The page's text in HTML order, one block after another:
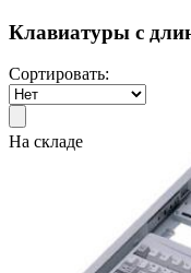
Клавиатуры с
Сортировать:
На складе